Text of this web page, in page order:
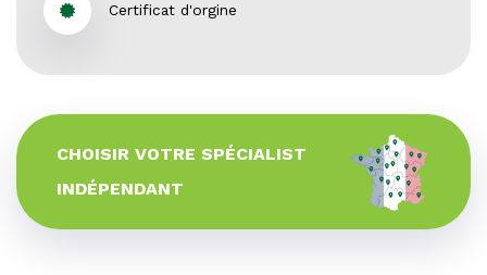
Certificat d'orgine
CHOISIR VOTRE SPÉCIALIST
INDÉPENDANT